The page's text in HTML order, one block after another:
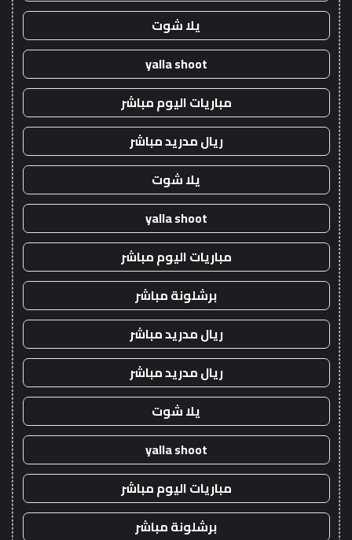
يلا شوت
yalla shoot
مباريات اليوم مباشر
ريال مدريد مباشر
يلا شوت
yalla shoot
مباريات اليوم مباشر
برشلونة مباشر
ريال مدريد مباشر
ريال مدريد مباشر
يلا شوت
yalla shoot
مباريات اليوم مباشر
برشلونة مباشر